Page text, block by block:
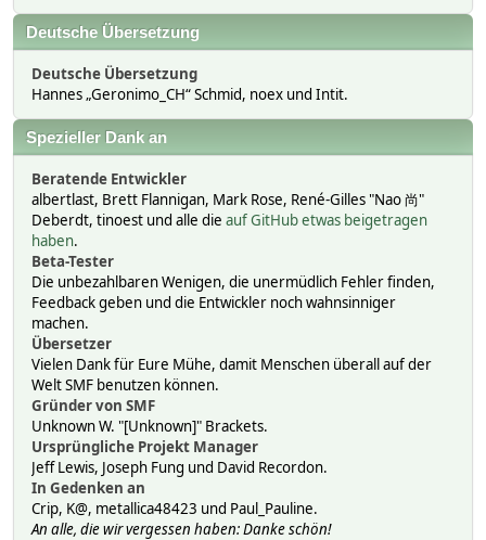
Deutsche Übersetzung
Deutsche Übersetzung
Hannes „Geronimo_CH“ Schmid, noex und Intit.
Spezieller Dank an
Beratende Entwickler
albertlast, Brett Flannigan, Mark Rose, René-Gilles "Nao 尚"
Deberdt, tinoest und alle die auf GitHub etwas beigetragen
haben.
Beta-Tester
Die unbezahlbaren Wenigen, die unermüdlich Fehler finden,
Feedback geben und die Entwickler noch wahnsinniger
machen.
Übersetzer
Vielen Dank für Eure Mühe, damit Menschen überall auf der
Welt SMF benutzen können.
Gründer von SMF
Unknown W. "[Unknown]" Brackets.
Ursprüngliche Projekt Manager
Jeff Lewis, Joseph Fung und David Recordon.
In Gedenken an
Crip, K@, metallica48423 und Paul_Pauline.
An alle, die wir vergessen haben: Danke schön!